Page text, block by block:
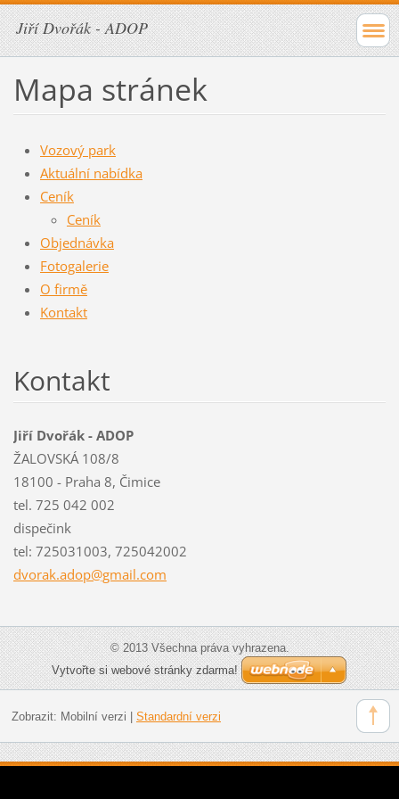
Jiří Dvořák - ADOP
Mapa stránek
Vozový park
Aktuální nabídka
Ceník
Ceník
Objednávka
Fotogalerie
O firmě
Kontakt
Kontakt
Jiří Dvořák - ADOP
ŽALOVSKÁ 108/8
18100 - Praha 8, Čimice
tel. 725 042 002
dispečink
tel: 725031003, 725042002
dvorak.adop@gmail.com
© 2013 Všechna práva vyhrazena.
Vytvořte si webové stránky zdarma!
Zobrazit: Mobilní verzi Standardní verzi